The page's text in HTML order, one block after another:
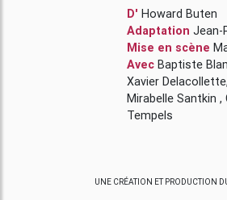
D' Howard Buten
Adaptation Jean-
Mise en scène
Avec
Xavier Delacollette,
Mirabelle Santkin ,
Tempels
UNE CRÉATION ET PRODUCTION